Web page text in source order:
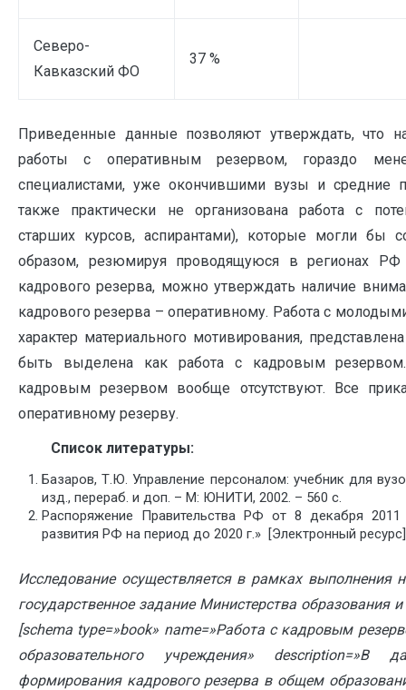
Северо-
Кавказский ФО
37 %
Приведенные данные позволяют утверждать, что
работы с оперативным резервом, гораздо
специалистами, уже окончившими вузы и средние
также практически не организована работа с
старших курсов, аспирантами), которые могли бы
образом, резюмируя проводящуюся в регионах
кадрового резерва, можно утверждать наличие
кадрового резерва – оперативному. Работа с
характер материального мотивирования,
быть выделена как работа с кадровым резервом.
кадровым резервом вообще отсутствуют. Все
оперативному резерву.
Список литературы:
Базаров, Т.Ю. Управление персоналом: учебник для
изд., перераб. и доп. – М: ЮНИТИ, 2002. – 560 с.
Распоряжение Правительства РФ от 8 декабря
развития РФ на период до 2020 г.» [Электронный
Исследование осуществляется в рамках выполнения
государственное задание Министерства образования
[schema type=»book» name=»Работа с кадровым
образовательного учреждения» description=»В
формирования кадрового резерва в общем